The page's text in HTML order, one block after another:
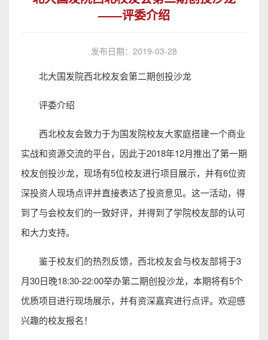
——评委介绍
发布日期：2019-03-28
北大国发院西北校友会第二期创投沙龙
评委介绍
西北校友会致力于为国发院校友大家庭搭建一个商业
实战和资源交流的平台，因此于2018年12月推出了第一期
校友创投沙龙，现场有5位校友进行项目展示，并有6位资
深投资人现场点评并直接表达了投资意见。这一活动，得
到了与会校友们的一致好评，并得到了学院校友部的认可
和大力支持。
鉴于校友们的热烈反馈，西北校友会与校友部将于3
月30日晚18:30-22:00举办第二期创投沙龙，本期将有5个
优质项目进行现场展示，并有资深嘉宾进行点评。欢迎感
兴趣的校友报名！